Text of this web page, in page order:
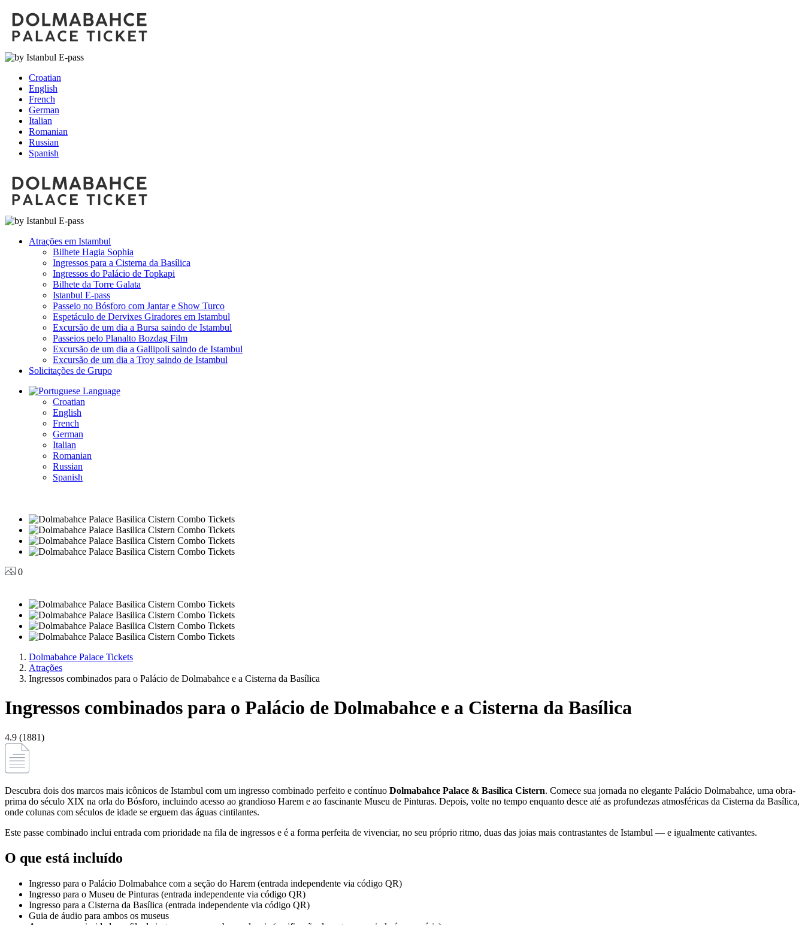
Croatian
English
French
German
Italian
Romanian
Russian
Spanish
Atrações em Istambul
Bilhete Hagia Sophia
Ingressos para a Cisterna da Basílica
Ingressos do Palácio de Topkapi
Bilhete da Torre Galata
Istanbul E-pass
Passeio no Bósforo com Jantar e Show Turco
Espetáculo de Dervixes Giradores em Istambul
Excursão de um dia a Bursa saindo de Istambul
Passeios pelo Planalto Bozdag Film
Excursão de um dia a Gallipoli saindo de Istambul
Excursão de um dia a Troy saindo de Istambul
Solicitações de Grupo
Language
Croatian
English
French
German
Italian
Romanian
Russian
Spanish
0
Dolmabahce Palace Tickets
Atrações
Ingressos combinados para o Palácio de Dolmabahce e a Cisterna da Basílica
Ingressos combinados para o Palácio de Dolmabahce e a Cisterna da Basílica
4.9 (1881)
Descubra dois dos marcos mais icônicos de Istambul com um ingresso combinado perfeito e contínuo Dolmabahce Palace & Basilica Cistern. Comece sua jornada no elegante Palácio Dolmabahce, uma obra-
prima do século XIX na orla do Bósforo, incluindo acesso ao grandioso Harem e ao fascinante Museu de Pinturas. Depois, volte no tempo enquanto desce até as profundezas atmosféricas da Cisterna da Basílica,
onde colunas com séculos de idade se erguem das águas cintilantes.
Este passe combinado inclui entrada com prioridade na fila de ingressos e é a forma perfeita de vivenciar, no seu próprio ritmo, duas das joias mais contrastantes de Istambul — e igualmente cativantes.
O que está incluído
Ingresso para o Palácio Dolmabahce com a seção do Harem (entrada independente via código QR)
Ingresso para o Museu de Pinturas (entrada independente via código QR)
Ingresso para a Cisterna da Basílica (entrada independente via código QR)
Guia de áudio para ambos os museus